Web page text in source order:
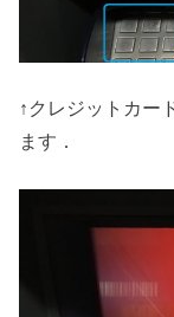
↑クレジットカー
ます．